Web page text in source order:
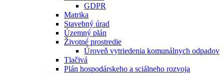
GDPR
Matrika
Stavebný úrad
Územný plán
Životné prostredie
Úroveň vytriedenia komunálnych odpadov
Tlačivá
Plán hospodárskeho a sciálneho rozvoja